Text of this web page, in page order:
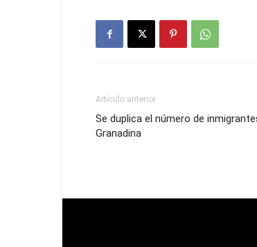
Artículo anterior
Se duplica el número de
Granadina